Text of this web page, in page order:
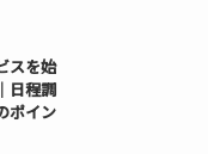
スを始
日程調
ポイン